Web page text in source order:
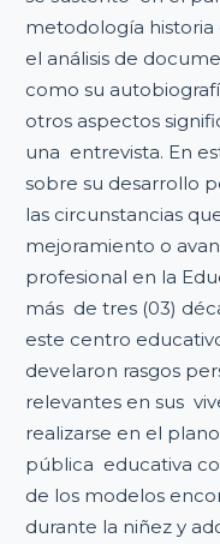
metodología historia
el análisis de
como su
otros aspectos
una entrevista. En
sobre su desarrollo
las circunstancias
mejoramiento o
profesional en la
más de tres (03)
este centro
develaron rasgos
relevantes en sus
realizarse en el
pública educativa
de los modelos
durante la niñez y